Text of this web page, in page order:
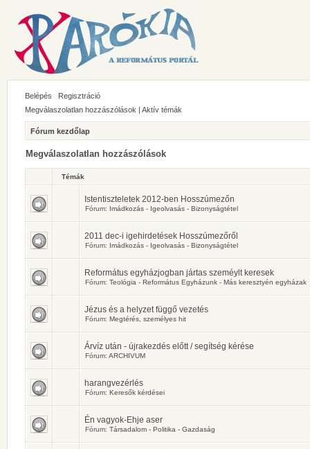
Belépés
Regisztráció
Megválaszolatlan hozzászólások | Aktív témák
Fórum kezdőlap
Megválaszolatlan hozzászólások
Témák
Istentiszteletek 2012-ben Hosszúmezőn
Fórum: Imádkozás - Igeolvasás - Bizonyságtétel
2011 dec-i igehirdetések Hosszúmezőről
Fórum: Imádkozás - Igeolvasás - Bizonyságtétel
Református egyházjogban jártas szeméylt keresek
Fórum: Teológia - Református Egyházunk - Más keresztyén egyházak
Jézus és a helyzet függő vezetés
Fórum: Megtérés, személyes hit
Árvíz után - újrakezdés előtt / segítség kérése
Fórum: ARCHIVUM
harangvezérlés
Fórum: Keresők kérdései
Én vagyok-Ehje aser
Fórum: Társadalom - Politika - Gazdaság